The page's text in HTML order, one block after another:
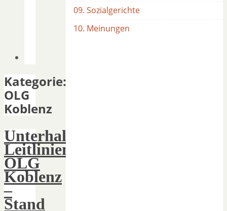
Kategorie:
OLG
Koblenz
Unterhaltsrechtliche
Leitlinien
OLG
Koblenz
–
Stand
09. Sozialgerichte
10. Meinungen